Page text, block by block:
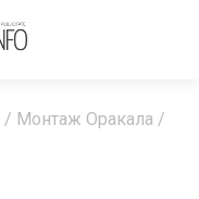
/ Монтаж Оракала /